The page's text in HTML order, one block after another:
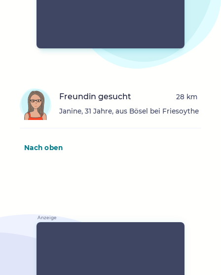
Freundin gesucht
Janine, 31 Jahre, aus Bösel bei Friesoythe
28 km
Nach oben